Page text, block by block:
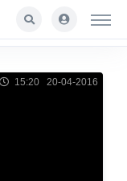
15:20 20-04-2016